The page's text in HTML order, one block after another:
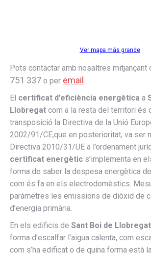
Ver mapa más grande
Pots contactar amb nosaltres mitjançant
751 337 o per email .
El certificat d’eficiència energètica a
Llobregat com a la resta del territori és
transposició la Directiva de la Unió
2002/91/CE,que en posterioritat, va ser
Directiva 2010/31/UE a l’ordenament
certificat energètic s’implementa en
forma de saber la despesa energètica
com és fa en els electrodomèstics.
paràmetres les emissions de diòxid de
d’energia primària.
En els edificis de Sant Boi de Llobregat
forma d’escalfar l’aigua calenta, com
com s’ha edificat o de quina forma està